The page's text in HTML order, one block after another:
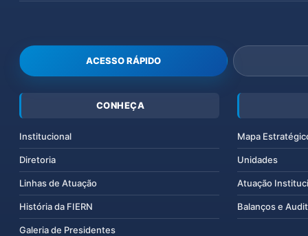
ACESSO RÁPIDO
CONHEÇA
Institucional
Diretoria
Linhas de Atuação
História da FIERN
Galeria de Presidentes
Mapa
Unidades
Atuação
Balanços e